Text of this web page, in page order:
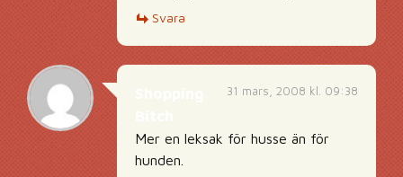
Svara
31 mars, 2008 kl. 09:38
Mer en leksak för husse än för
hunden.